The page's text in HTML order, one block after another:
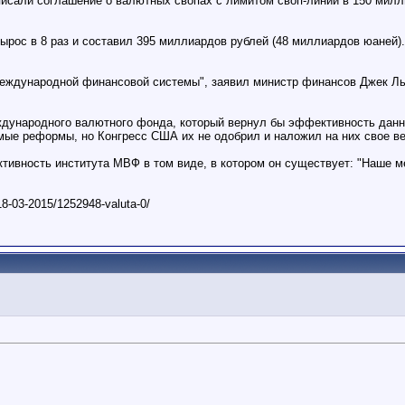
в 8 раз и составил 395 миллиардов рублей (48 миллиардов
финансовой системы", заявил министр финансов Джек
валютного фонда, который вернул бы эффективность
реформы, но Конгресс США их не одобрил и наложил на них свое
института МВФ в том виде, в котором он существует: "Наше
03-2015/1252948-valuta-0/